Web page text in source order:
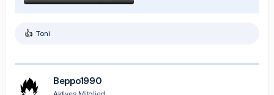
R
k
i
Toni
Beppo1990